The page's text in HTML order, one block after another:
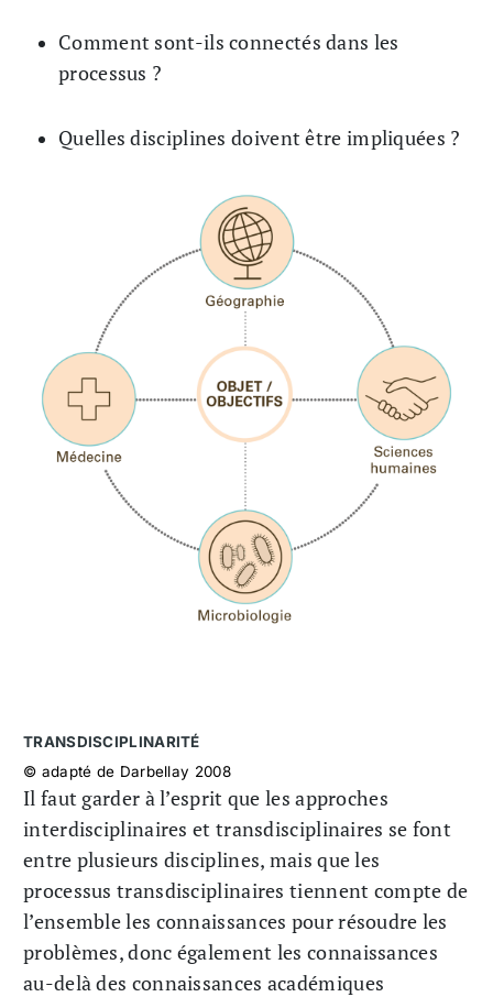
Comment sont-ils connectés dans les
processus ?
Quelles disciplines doivent être impliquées ?
TRANSDISCIPLINARITÉ
© adapté de Darbellay 2008
Il faut garder à l’esprit que les approches
interdisciplinaires et transdisciplinaires se font
entre plusieurs disciplines, mais que les
processus transdisciplinaires tiennent compte de
l’ensemble les connaissances pour résoudre les
problèmes, donc également les connaissances
au-delà des connaissances académiques